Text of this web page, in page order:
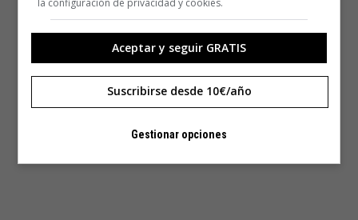
Aceptar y seguir GRATIS
Suscribirse desde 10€/año
Gestionar opciones